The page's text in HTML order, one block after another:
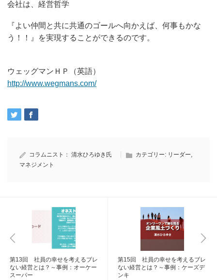
会社は、経営哲学
『よい仲間と共に共通のゴールへ向かえば、何事もかな
う！！』を実現することができるのです。
ウェッグマンＨＰ（英語）
http://www.wegmans.com/
コラムニスト： 清水ひろゆき氏 カテゴリー: リーダー,
マネジメント
第13回 社員の幸せを考えるブレ
ない経営とは？～事例：オーケー
スーパー
第15回 社員の幸せを考えるブレ
ない経営とは？～事例：ケーズデ
ンキ